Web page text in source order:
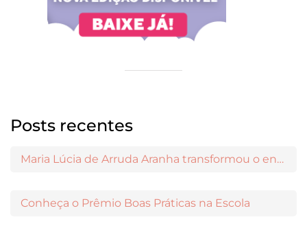
Posts recentes
Maria Lúcia de Arruda Aranha transformou o ensino de Filosofia no Brasil
Conheça o Prêmio Boas Práticas na Escola